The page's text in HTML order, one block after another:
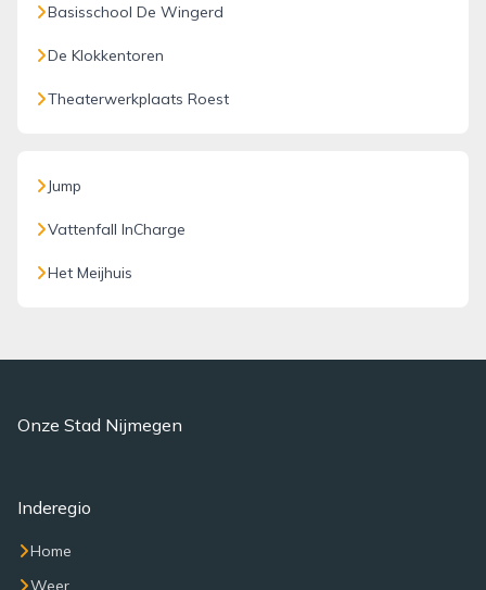
Basisschool De Wingerd
De Klokkentoren
Theaterwerkplaats Roest
Jump
Vattenfall InCharge
Het Meijhuis
Onze Stad Nijmegen
Inderegio
Home
Weer